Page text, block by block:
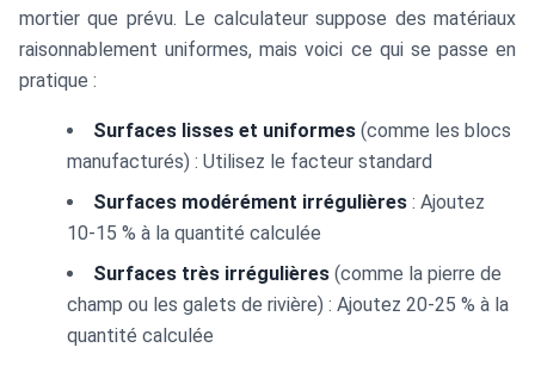
mortier que prévu. Le calculateur suppose des matériaux
raisonnablement uniformes, mais voici ce qui se passe en
pratique :
Surfaces lisses et uniformes (comme les blocs
manufacturés) : Utilisez le facteur standard
Surfaces modérément irrégulières : Ajoutez
10-15 % à la quantité calculée
Surfaces très irrégulières (comme la pierre de
champ ou les galets de rivière) : Ajoutez 20-25 % à la
quantité calculée